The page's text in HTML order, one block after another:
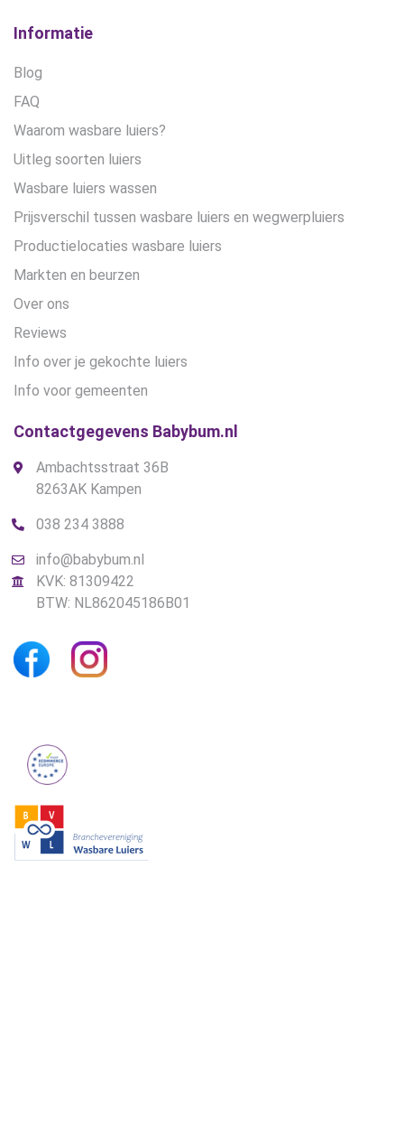
Informatie
Blog
FAQ
Waarom wasbare luiers?
Uitleg soorten luiers
Wasbare luiers wassen
Prijsverschil tussen wasbare luiers en wegwerpluiers
Productielocaties wasbare luiers
Markten en beurzen
Over ons
Reviews
Info over je gekochte luiers
Info voor gemeenten
Contactgegevens Babybum.nl
Ambachtsstraat 36B
8263AK Kampen
038 234 3888
info@babybum.nl
KVK: 81309422
BTW: NL862045186B01